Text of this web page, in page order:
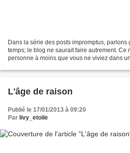
Dans la série des posts impromptus,
temps; le blog ne saurait faire autrement. Ce
personne à moins que vous ne viviez dans
L'âge de raison
Publié le 17/01/2013 à 09:20
Par livy_etoile